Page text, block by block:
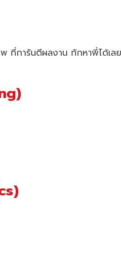
ที่การันตีผลงาน ทักหาพี่ได้เล